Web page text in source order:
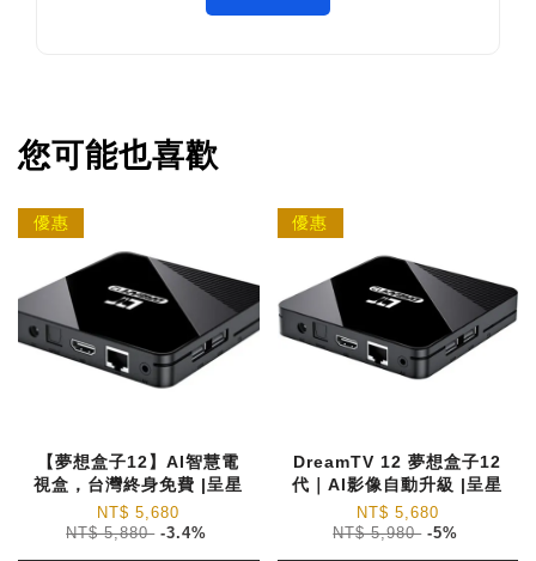
您可能也喜歡
優惠
【夢想盒子12】AI智慧電
視盒，台灣終身免費 |呈星
NT$ 5,680
NT$ 5,880 -3.4%
優惠
DreamTV 12 夢想盒子12
代｜AI影像自動升級 |呈星
NT$ 5,680
NT$ 5,980 -5%